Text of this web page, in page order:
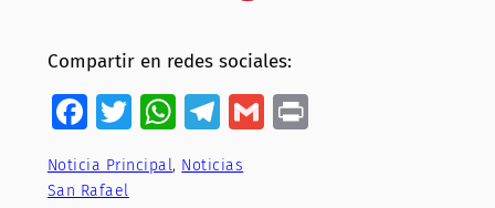
Compartir en redes sociales:
Facebook
Twitter
WhatsApp
Telegram
GmailPrint
Noticia Principal, Noticias
San Rafael